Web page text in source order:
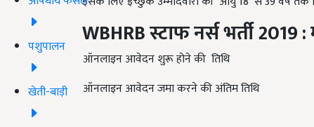
पशुपालन
खेती-बाड़ी
WBHRBस्टाफ नर्स भर्ती 2019:
ऑनलाइन आवेदन शुरू होने की तिथि
ऑनलाइन आवेदन जमा करने की अंतिम तिथि